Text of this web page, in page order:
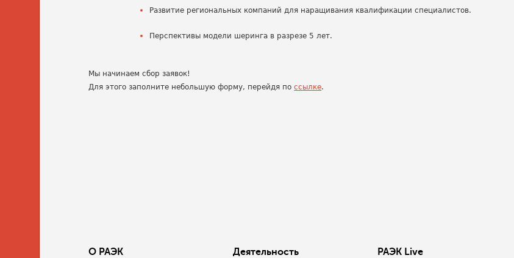
Развитие региональных компаний для наращивания квалификации специалистов.
Перспективы модели шеринга в разрезе 5 лет.
Мы начинаем сбор заявок!
Для этого заполните небольшую форму, перейдя поссылке.
О РАЭК Деятельность РАЭК Live